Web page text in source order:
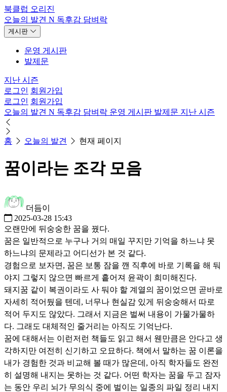
북클럽 오리진
오늘의 발견 N 독후감 담벼락
게시판
운영 게시판
발제문
지난 시즌
로그인 회원가입
로그인 회원가입
오늘의 발견 N 독후감 담벼락 운영 게시판 발제문 지난 시즌
홈 오늘의 발견 현재 페이지
꿈이라는 조각 모음
더듬이
2025-03-28 15:43
오랜만에 뒤숭숭한 꿈을 꿨다.
꿈은 일반적으로 누구나 거의 매일 꾸지만 기억을 하느냐 못
하느냐의 문제라고 어디선가 본 것 같다.
경험으로 보자면, 꿈은 보통 잠을 깬 직후에 바로 기록을 해 둬
야지 그렇지 않으면 빠르게 흩어져 윤곽이 희미해진다.
돼지꿈 같이 복권이라도 사 둬야 할 계열의 꿈이었으면 곧바로
자세히 적어뒀을 텐데, 너무나 현실감 있게 뒤숭숭해서 따로
적어 두지도 않았다. 그래서 지금은 벌써 내용이 가물가물하
다. 그래도 대체적인 줄거리는 아직도 기억난다.
꿈에 대해서는 이런저런 책들도 읽고 해서 웬만큼은 안다고 생
각하지만 여전히 신기하고 오묘하다. 책에서 말하는 꿈 이론을
내가 경험한 것과 비교해 볼 때가 많은데, 아직 학자들도 완전
히 설명해 내지는 못하는 것 같다. 어떤 학자는 꿈을 두고 잠자
는 동안 우리 뇌가 무의식 중에 벌이는 일종의 파일 정리 내지